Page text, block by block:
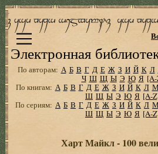
Электронная
По авторам: А Б В Г Д Е Ж З И Й К Л
Ч Ш Щ Ы Э Ю Я
По книгам: А Б В Г Д Е Ж З И Й К Л М
Ш Щ Ы Э Ю Я [A-
По сериям: А Б В Г Д Е Ж З И Й К Л М
Ш Щ Ы Э Ю Я [A-
Харт Майкл - 100